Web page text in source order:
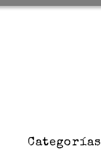
Categorías